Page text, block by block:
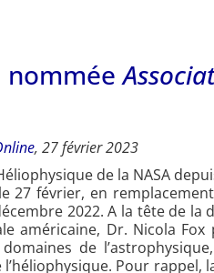
nommée
, 27 février 2023
de la NASA
27 février, en
2022. A la tête de
américaine, Dr. Nicola
de
Pour